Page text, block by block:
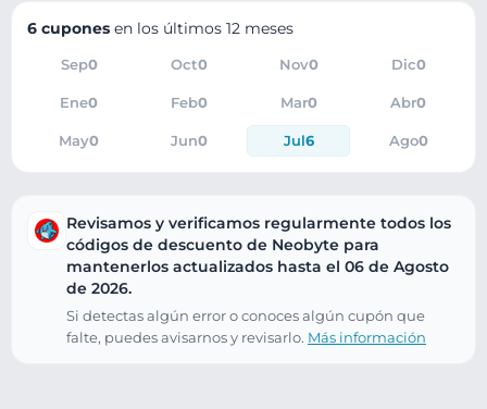
6 cupones en los últimos 12 meses
Sep0 Oct0 Nov0 Dic0
Ene0 Feb0 Mar0 Abr0
May0 Jun0 Jul6 Ago0
Revisamos y verificamos regularmente todos los
códigos de descuento de Neobyte para
mantenerlos actualizados hasta el 06 de Agosto
de 2026.
Si detectas algún error o conoces algún cupón que
falte, puedes avisarnos y revisarlo. Más información